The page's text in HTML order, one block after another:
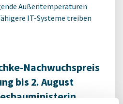
Außentemperaturen
IT-Systeme treiben
Nachwuchspreis
bis 2. August